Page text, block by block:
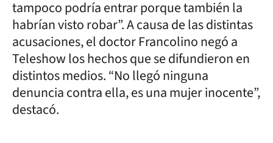
tampoco podría entrar porque también la
habrían visto robar”. A causa de las distintas
acusaciones, el doctor Francolino negó a
Teleshow los hechos que se difundieron en
distintos medios. “No llegó ninguna
denuncia contra ella, es una mujer inocente”,
destacó.